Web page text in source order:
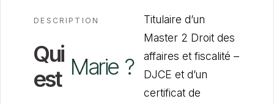
DESCRIPTION
Qui
est Marie ?
Titulaire d’un
Master 2 Droit des
affaires et fiscalité –
DJCE et d’un
certificat de